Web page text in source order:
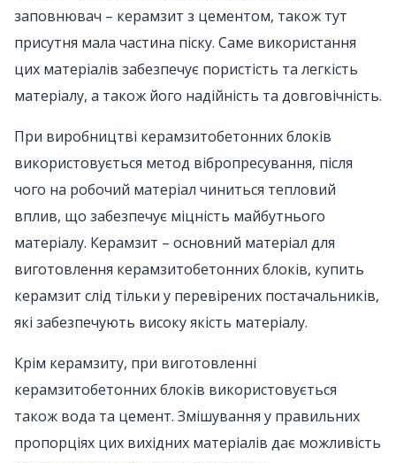
заповнювач – керамзит з цементом, також тут
присутня мала частина піску. Саме використання
цих матеріалів забезпечує пористість та легкість
матеріалу, а також його надійність та довговічність.
При виробництві керамзитобетонних блоків
використовується метод вібропресування, після
чого на робочий матеріал чиниться тепловий
вплив, що забезпечує міцність майбутнього
матеріалу. Керамзит – основний матеріал для
виготовлення керамзитобетонних блоків, купить
керамзит слід тільки у перевірених постачальників,
які забезпечують високу якість матеріалу.
Крім керамзиту, при виготовленні
керамзитобетонних блоків використовується
також вода та цемент. Змішування у правильних
пропорціях цих вихідних матеріалів дає можливість